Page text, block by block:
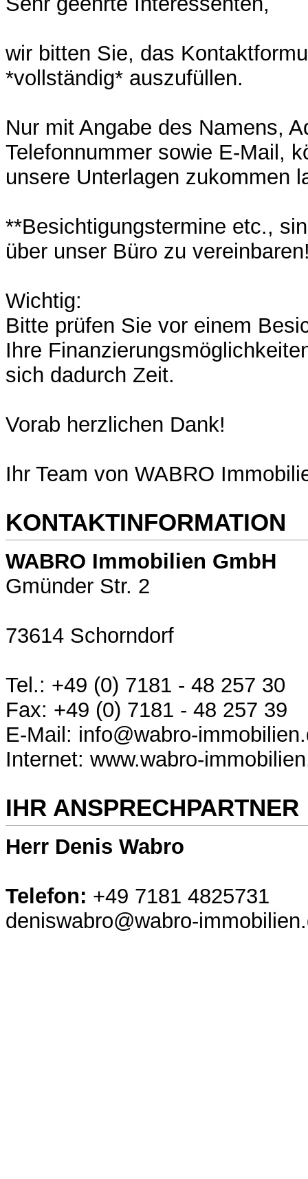
wir bitten Sie, das
*vollständig* auszufüllen.
Nur mit Angabe des Namens,
Telefonnummer sowie E-Mail,
unsere Unterlagen zukommen
**Besichtigungstermine etc.,
über unser Büro zu
Wichtig:
Bitte prüfen Sie vor einem
Ihre
sich dadurch Zeit.
Vorab herzlichen Dank!
Ihr Team von WABRO
KONTAKTINFORMATION
WABRO Immobilien GmbH
Gmünder Str. 2
73614 Schorndorf
Tel.: +49 (0) 7181 - 48 257 30
Fax: +49 (0) 7181 - 48 257 39
E-Mail: info@wabro-
Internet: www.wabro-
IHR ANSPRECHPARTNER
Herr Denis Wabro
Telefon: +49 7181 4825731
deniswabro@wabro-